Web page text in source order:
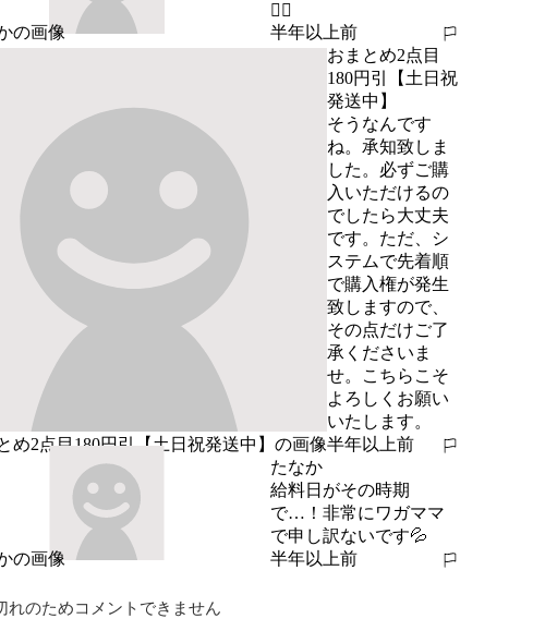
🙇‍♂️
半年以上前
報告する
おまとめ2点目
180円引【土日祝
発送中】
そうなんです
ね。承知致しま
した。必ずご購
入いただけるの
でしたら大丈夫
です。ただ、シ
ステムで先着順
で購入権が発生
致しますので、
その点だけご了
承くださいま
せ。こちらこそ
よろしくお願い
いたします。
半年以上前
報告する
たなか
給料日がその時期
で…！非常にワガママ
で申し訳ないです💦
半年以上前
報告する
れのためコメントできません